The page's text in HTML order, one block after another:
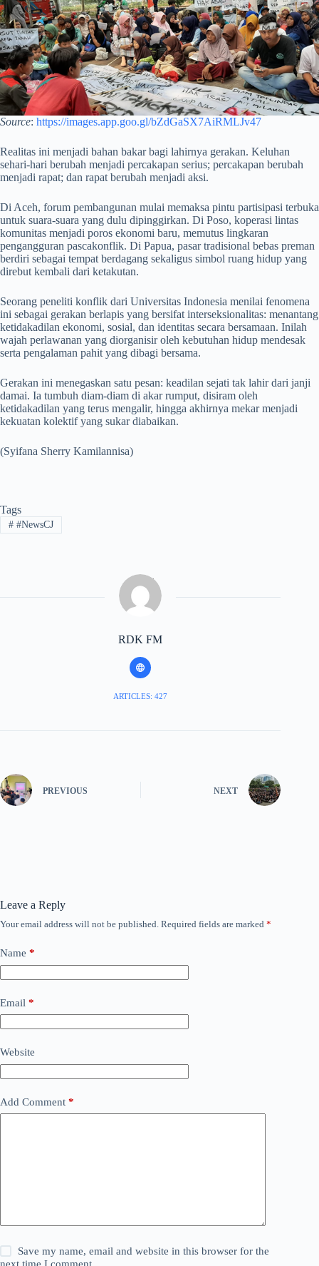
Source: https://images.app.goo.gl/bZdGaSX7AiRMLJv47
Realitas ini menjadi bahan bakar bagi lahirnya gerakan. Keluhan
sehari-hari berubah menjadi percakapan serius; percakapan berubah
menjadi rapat; dan rapat berubah menjadi aksi.
Di Aceh, forum pembangunan mulai memaksa pintu partisipasi terbuka
untuk suara-suara yang dulu dipinggirkan. Di Poso, koperasi lintas
komunitas menjadi poros ekonomi baru, memutus lingkaran
pengangguran pascakonflik. Di Papua, pasar tradisional bebas preman
berdiri sebagai tempat berdagang sekaligus simbol ruang hidup yang
direbut kembali dari ketakutan.
Seorang peneliti konflik dari Universitas Indonesia menilai fenomena
ini sebagai gerakan berlapis yang bersifat interseksionalitas: menantang
ketidakadilan ekonomi, sosial, dan identitas secara bersamaan. Inilah
wajah perlawanan yang diorganisir oleh kebutuhan hidup mendesak
serta pengalaman pahit yang dibagi bersama.
Gerakan ini menegaskan satu pesan: keadilan sejati tak lahir dari janji
damai. Ia tumbuh diam-diam di akar rumput, disiram oleh
ketidakadilan yang terus mengalir, hingga akhirnya mekar menjadi
kekuatan kolektif yang sukar diabaikan.
(Syifana Sherry Kamilannisa)
Tags
##NewsCJ
RDK FM
ARTICLES: 427
PREVIOUS NEXT
Leave a Reply
Your email address will not be published. Required fields are marked *
Name *
Email *
Website
Add Comment *
Save my name, email and website in this browser for the